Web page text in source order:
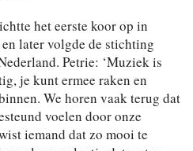
het eerste koor op in
later volgde de stichting
Petrie: ‘Muziek is
je kunt ermee raken en
We horen vaak terug dat
voelen door onze
iemand dat zo mooi te